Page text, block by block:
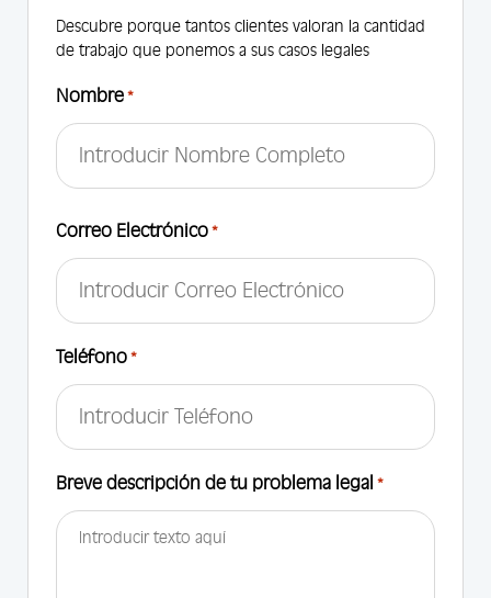
Descubre porque tantos clientes valoran la cantidad
de trabajo que ponemos a sus casos legales
Nombre *
Correo Electrónico *
Teléfono *
Breve descripción de tu problema legal *